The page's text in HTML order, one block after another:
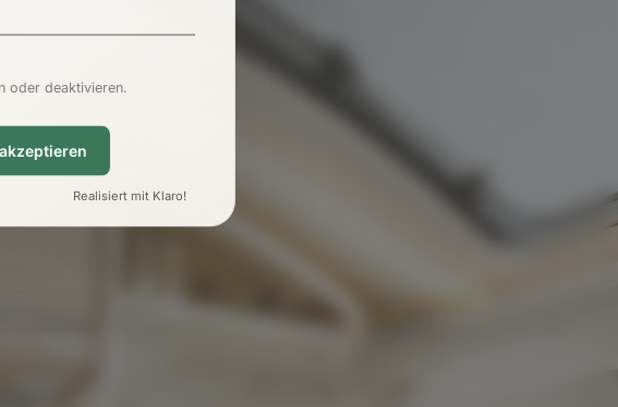
oder deaktivieren.
Realisiert mit Klaro!